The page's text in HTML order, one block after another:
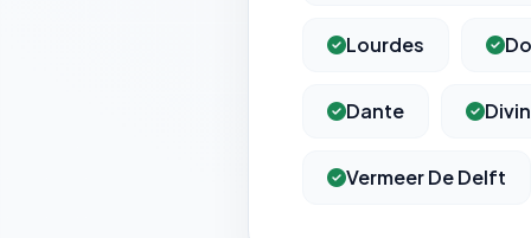
Lourdes
Dante
Vermeer De Delft